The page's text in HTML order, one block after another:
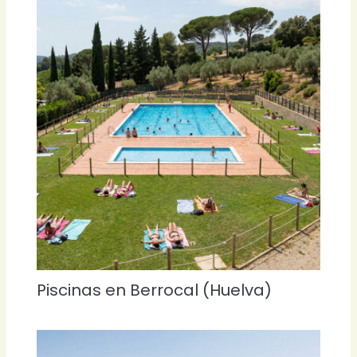
Piscinas en Berrocal (Huelva)